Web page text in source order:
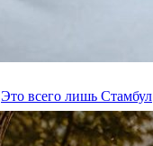
Это всего лишь Стамбул